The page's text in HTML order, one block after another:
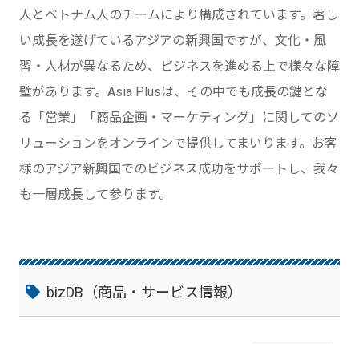
人とベトナム人のチームにより構成されています。著し
い成長を遂げているアジアの新興国ですが、文化・風
習・人材が異なるため、ビジネスを進める上で様々な障
壁があります。Asia Plusは、その中でも成長の鍵とな
る「営業」「商品企画・マーケティング」に関してのソ
リューションをオンラインで提供してまいります。お客
様のアジア新興国でのビジネス成功をサポートし、我々
も一層成長して参ります。
bizDB（商品・サービス情報）